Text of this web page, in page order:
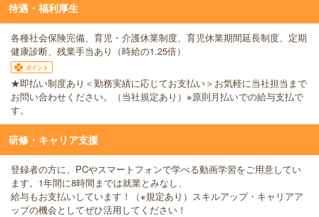
待遇・福利厚生
各種社会保険完備、育児・介護休業制度、育児休業期間延長制度、定期
健康診断、残業手当あり（時給の1.25倍）
ポイント
★即払い制度あり＜勤務実績に応じてお支払い＞お気軽に当社担当まで
お問い合わせください。（当社規定あり）※原則月払いでの給与支払で
す。
研修・キャリア支援
登録者の方に、PCやスマートフォンで学べる動画学習をご用意してい
ます。1年間に8時間までは就業とみなし、
給与もお支払いしています！（※規定あり）スキルアップ・キャリアア
ップの機会としてぜひ活用してください！